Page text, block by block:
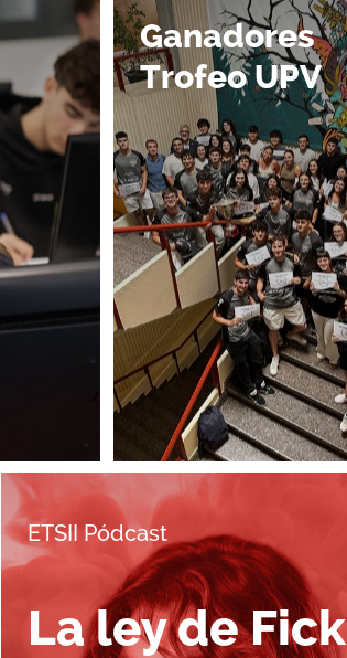
Ganadores
Trofeo UPV
ETSII Pódcast
La ley de Fick